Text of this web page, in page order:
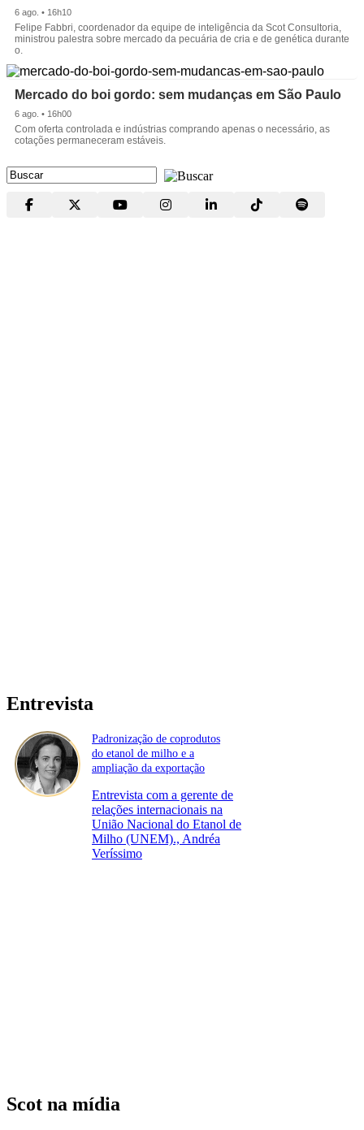
6 ago. • 16h10
Felipe Fabbri, coordenador da equipe de inteligência da Scot Consultoria,
ministrou palestra sobre mercado da pecuária de cria e de genética durante
o.
Mercado do boi gordo: sem mudanças em São Paulo
6 ago. • 16h00
Com oferta controlada e indústrias comprando apenas o necessário, as
cotações permaneceram estáveis.
Entrevista
Padronização de coprodutos
do etanol de milho e a
ampliação da exportação
Entrevista com a gerente de
relações internacionais na
União Nacional do Etanol de
Milho (UNEM)., Andréa
Veríssimo
Scot na mídia